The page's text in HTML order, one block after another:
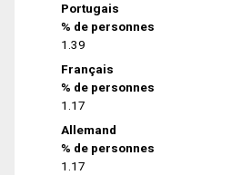
Portugais
% de personnes
1.39
Français
% de personnes
1.17
Allemand
% de personnes
1.17